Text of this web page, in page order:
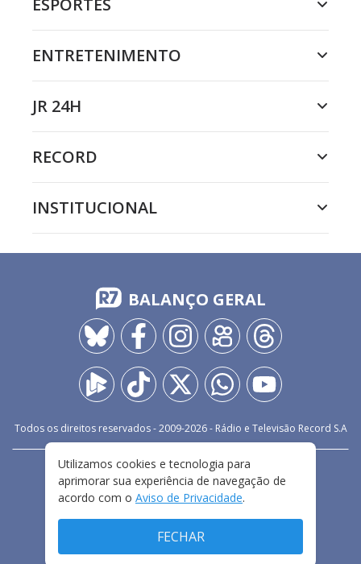
ESPORTES
ENTRETENIMENTO
JR 24H
RECORD
INSTITUCIONAL
BALANÇO GERAL
Todos os direitos reservados - 2009-2026- Rádio e Televisão Record S.A
FALE CONOSCO
PRIVACIDADE
TERMOS E CONDIÇÕES DE USO
Utilizamos cookies e tecnologia para
aprimorar sua experiência de navegação de
acordo com o Aviso de Privacidade.
FECHAR